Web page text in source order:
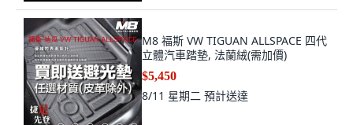
M8 福斯 VW TIGUAN ALLSPACE 四代
立體汽車踏墊, 法蘭絨(需加價)
$5,450
8/11 星期二 預計送達